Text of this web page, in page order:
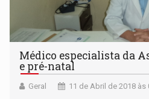
Médico especialista da
e pré-natal
Geral 11 de Abril de 2018 às